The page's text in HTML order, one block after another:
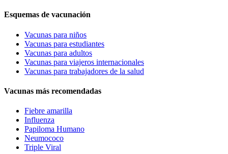
Esquemas de vacunación
Vacunas para niños
Vacunas para estudiantes
Vacunas para adultos
Vacunas para viajeros internacionales
Vacunas para trabajadores de la salud
Vacunas más recomendadas
Fiebre amarilla
Influenza
Papiloma Humano
Neumococo
Triple Viral